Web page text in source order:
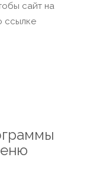
сайт на
ссылке